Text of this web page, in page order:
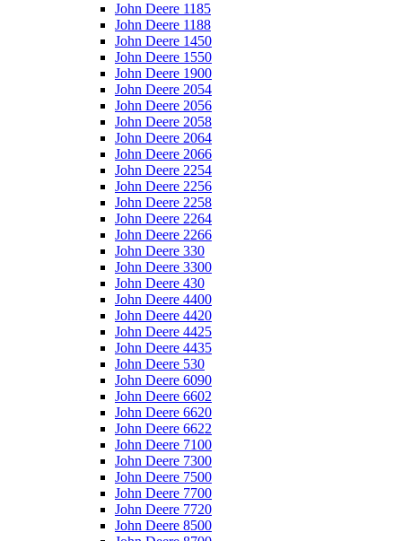
John Deere 1185
John Deere 1188
John Deere 1450
John Deere 1550
John Deere 1900
John Deere 2054
John Deere 2056
John Deere 2058
John Deere 2064
John Deere 2066
John Deere 2254
John Deere 2256
John Deere 2258
John Deere 2264
John Deere 2266
John Deere 330
John Deere 3300
John Deere 430
John Deere 4400
John Deere 4420
John Deere 4425
John Deere 4435
John Deere 530
John Deere 6090
John Deere 6602
John Deere 6620
John Deere 6622
John Deere 7100
John Deere 7300
John Deere 7500
John Deere 7700
John Deere 7720
John Deere 8500